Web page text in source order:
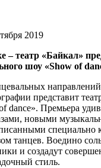
2019
– театр «Байкал»
шоу «Show of
представит
dance». Премьера
новыми
специально
танцев. Воедино
и создадут
стиль.